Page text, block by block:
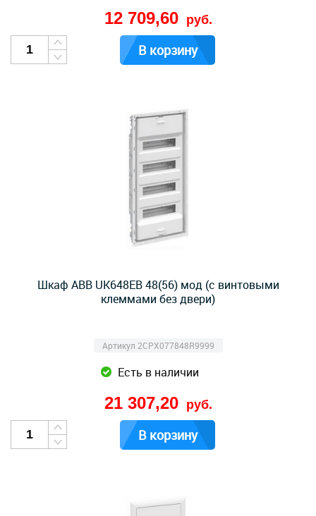
12 709,60 руб.
В корзину
Шкаф ABB UK648EB 48(56) мод (с винтовыми
клеммами без двери)
Артикул 2CPX077848R9999
Есть в наличии
21 307,20 руб.
В корзину